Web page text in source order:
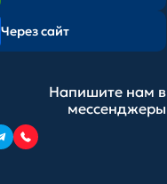
Через сайт
Напишите нам в
мессенджеры